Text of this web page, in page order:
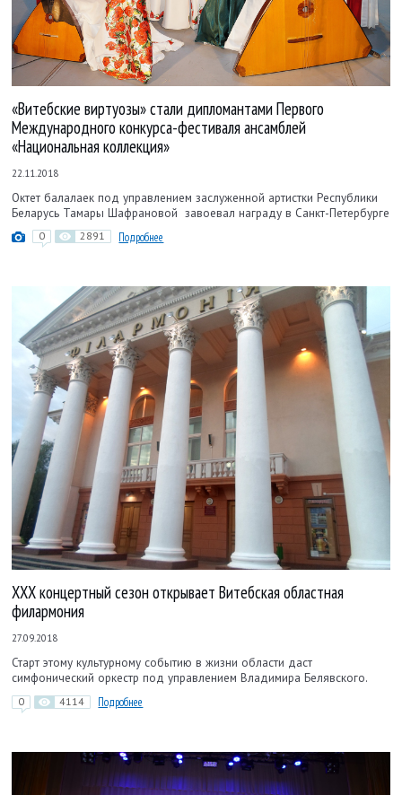
«Витебские виртуозы» стали дипломантами Первого
Международного конкурса-фестиваля ансамблей
«Национальная коллекция»
22.11.2018
Октет балалаек под управлением заслуженной артистки Республики
Беларусь Тамары Шафрановой завоевал награду в Санкт-Петербурге
0 2891 Подробнее
XXX концертный сезон открывает Витебская областная
филармония
27.09.2018
Старт этому культурному событию в жизни области даст
симфонический оркестр под управлением Владимира Белявского.
0 4114 Подробнее